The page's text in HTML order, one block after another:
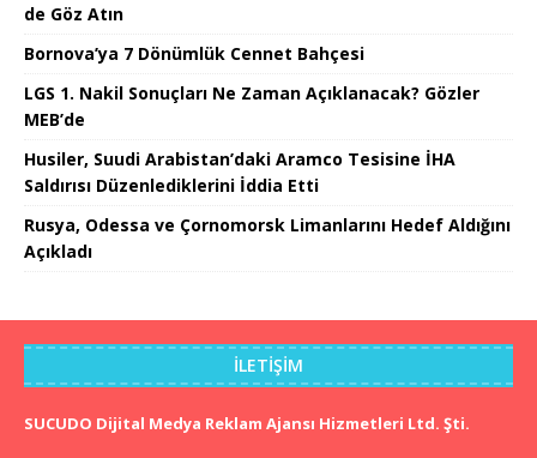
de Göz Atın
Bornova’ya 7 Dönümlük Cennet Bahçesi
LGS 1. Nakil Sonuçları Ne Zaman Açıklanacak? Gözler
MEB’de
Husiler, Suudi Arabistan’daki Aramco Tesisine İHA
Saldırısı Düzenlediklerini İddia Etti
Rusya, Odessa ve Çornomorsk Limanlarını Hedef Aldığını
Açıkladı
İLETIŞIM
SUCUDO Dijital Medya Reklam Ajansı Hizmetleri Ltd. Şti.